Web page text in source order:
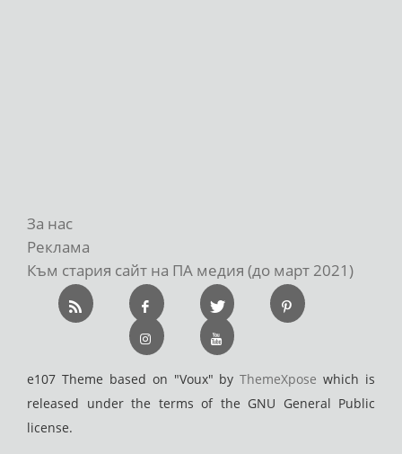
За нас
Реклама
Към стария сайт на ПА медия (до март 2021)
e107 Theme based on "Voux" byThemeXpose which is
released under the terms of the GNU General Public
license.